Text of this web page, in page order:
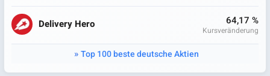
Delivery Hero 64,17 %
Kursveränderung
Top 100 beste deutsche Aktien